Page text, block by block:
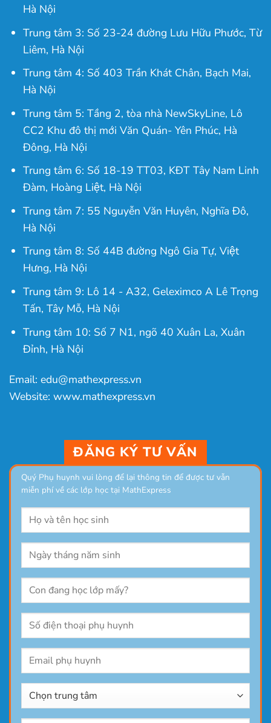
Hà Nội
Trung tâm 3: Số 23-24 đường Lưu Hữu Phước, Từ
Liêm, Hà Nội
Trung tâm 4: Số 403 Trần Khát Chân, Bạch Mai,
Hà Nội
Trung tâm 5: Tầng 2, tòa nhà NewSkyLine, Lô
CC2 Khu đô thị mới Văn Quán- Yên Phúc, Hà
Đông, Hà Nội
Trung tâm 6: Số 18-19 TT03, KĐT Tây Nam Linh
Đàm, Hoàng Liệt, Hà Nội
Trung tâm 7: 55 Nguyễn Văn Huyên, Nghĩa Đô,
Hà Nội
Trung tâm 8: Số 44B đường Ngô Gia Tự, Việt
Hưng, Hà Nội
Trung tâm 9: Lô 14 - A32, Geleximco A Lê Trọng
Tấn, Tây Mỗ, Hà Nội
Trung tâm 10: Số 7 N1, ngõ 40 Xuân La, Xuân
Đỉnh, Hà Nội
Email: edu@mathexpress.vn
Website: www.mathexpress.vn
ĐĂNG KÝ TƯ VẤN
Quý Phụ huynh vui lòng để lại thông tin để được tư vẫn
miễn phí về các lớp học tại MathExpress